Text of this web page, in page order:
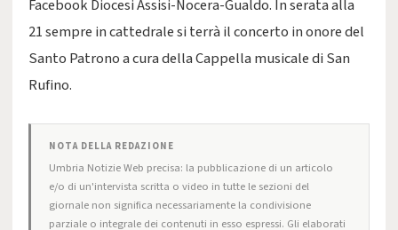
Facebook Diocesi Assisi-Nocera-Gualdo. In serata alla
21 sempre in cattedrale si terrà il concerto in onore del
Santo Patrono a cura della Cappella musicale di San
Rufino.
NOTA DELLA REDAZIONE
Umbria Notizie Web precisa: la pubblicazione di un articolo
e/o di un'intervista scritta o video in tutte le sezioni del
giornale non significa necessariamente la condivisione
parziale o integrale dei contenuti in esso espressi. Gli elaborati